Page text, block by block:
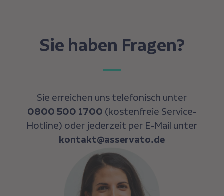
Sie haben Fragen?
Sie erreichen uns telefonisch unter
0800 500 1700 (kostenfreie Service-
Hotline) oder jederzeit per E-Mail unter
kontakt@asservato.de